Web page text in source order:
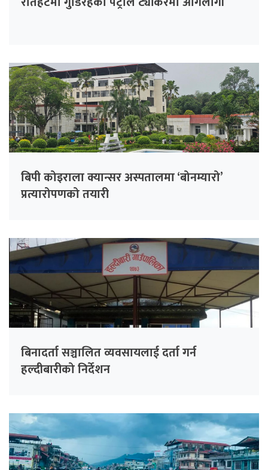
बिपी कोइराला क्यान्सर अस्पतालमा ‘बोनम्यारो’
प्रत्यारोपणको तयारी
बिनादर्ता सञ्चालित व्यवसायलाई दर्ता गर्न
हल्दीबारीको निर्देशन